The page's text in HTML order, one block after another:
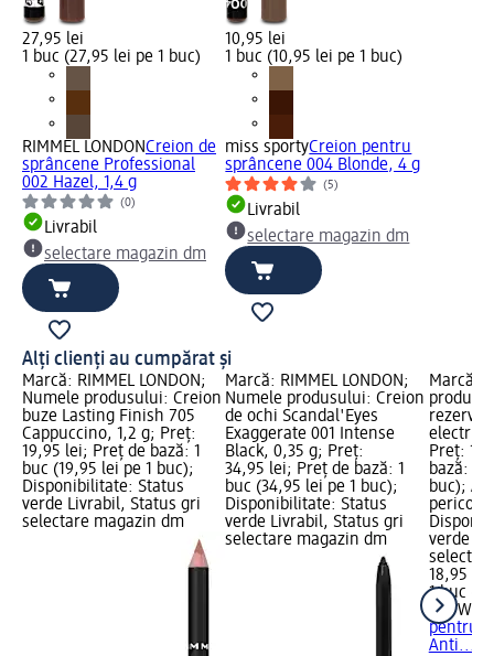
27,95 lei
1 buc (27,95 lei pe 1 buc)
RIMMEL LONDONCreion de
sprâncene Professional
002 Hazel, 1,4 g
(0)
Livrabil
selectare magazin dm
10,95 lei
1 buc (10,95 lei pe 1 buc)
miss sportyCreion pentru
sprâncene 004 Blonde, 4 g
(5)
Livrabil
selectare magazin dm
Alți clienți au cumpărat și
Marcă: RIMMEL LONDON;
Numele produsului: Creion
buze Lasting Finish 705
Cappuccino, 1,2 g; Preț:
19,95 lei; Preț de bază: 1
buc (19,95 lei pe 1 buc);
Disponibilitate: Status
verde Livrabil, Status gri
selectare magazin dm
Marcă: RIMMEL LONDON;
Numele produsului: Creion
de ochi Scandal'Eyes
Exaggerate 001 Intense
Black, 0,35 g; Preț:
34,95 lei; Preț de bază: 1
buc (34,95 lei pe 1 buc);
Disponibilitate: Status
verde Livrabil, Status gri
selectare magazin dm
Marcă:
rezervă
electric
Preț:
bază: 1
buc);
pericol:
verde
18,95 lei
1 buc
AIR
pentru
Anti..., 1